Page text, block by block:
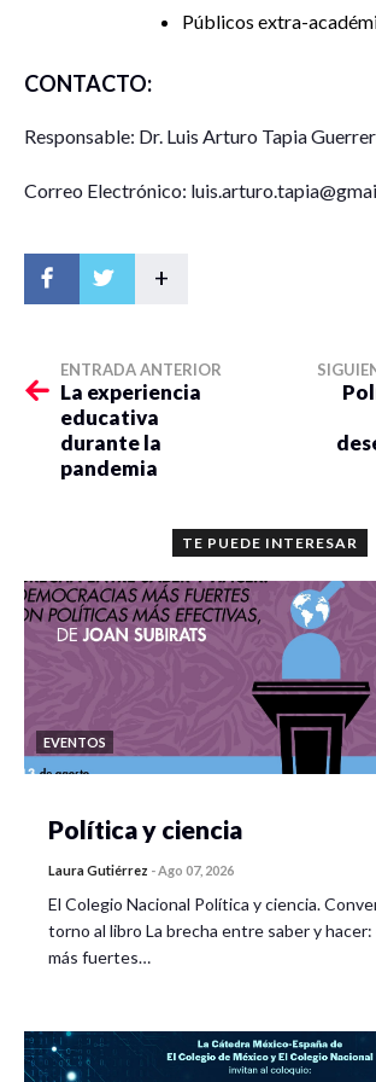
Públicos extra-
CONTACTO:
Responsable: Dr. Luis Arturo Tapia
Correo Electrónico:
+
ENTRADA ANTERIOR
La experiencia
educativa
durante la
pandemia
TE PUEDE INTERESAR
EVENTOS
Política y ciencia
Laura Gutiérrez -Ago 07, 2026
El Colegio Nacional Política y ciencia.
torno al libro La brecha entre saber y hacer:
más fuertes…